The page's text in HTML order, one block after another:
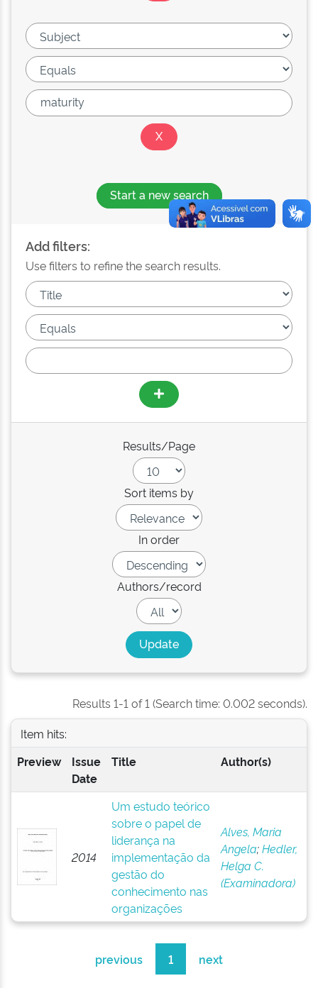
Start a new search
Add filters:
Use filters to refine the search results.
Results/Page
Sort items by
In order
Authors/record
Results 1-1 of 1 (Search time: 0.002 seconds).
Item hits:
Preview
Issue
Date
Title Author(s)
2014
Um estudo teórico
sobre o papel de
liderança na
implementação da
gestão do
conhecimento nas
organizações
Alves, Maria
Angela;Hedler,
Helga C.
(Examinadora)
previous 1 next